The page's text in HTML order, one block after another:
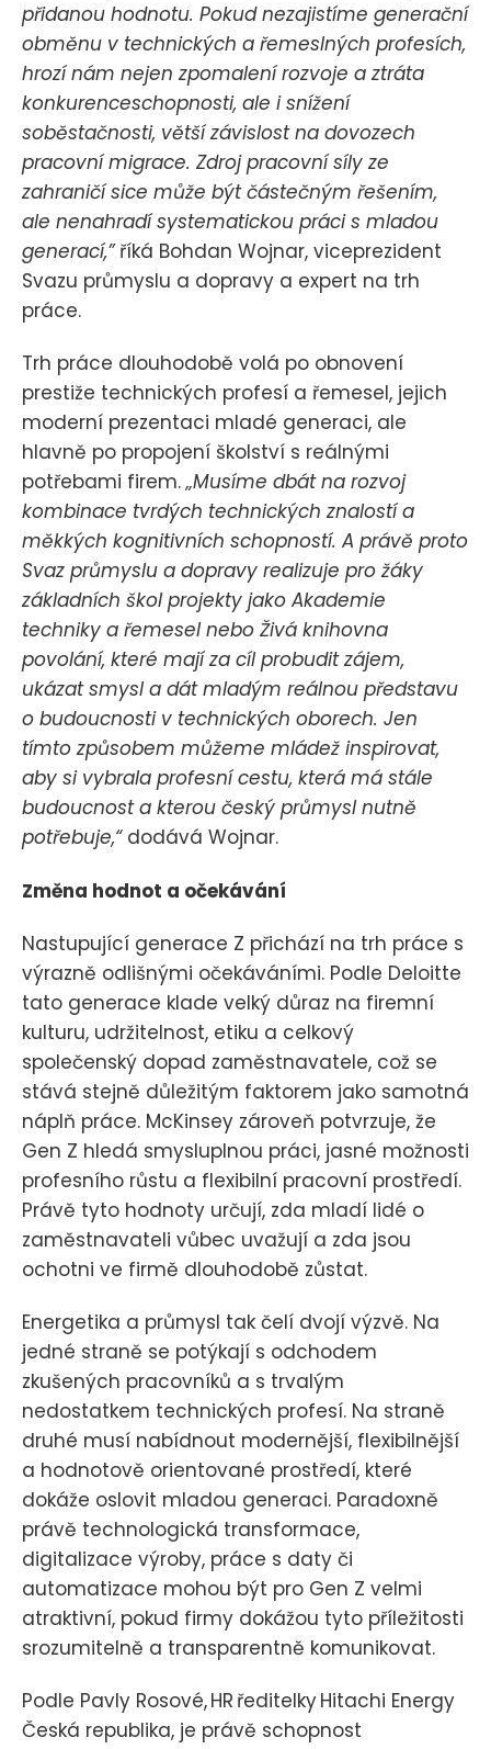
přidanou hodnotu. Pokud nezajistíme generační
obměnu v technických a řemeslných profesích,
hrozí nám nejen zpomalení rozvoje a ztráta
konkurenceschopnosti, ale i snížení
soběstačnosti, větší závislost na dovozech
pracovní migrace. Zdroj pracovní síly ze
zahraničí sice může být částečným řešením,
ale nenahradí systematickou práci s mladou
generací,”říká Bohdan Wojnar, viceprezident
Svazu průmyslu a dopravy a expert na trh
práce.
Trh práce dlouhodobě volá po obnovení
prestiže technických profesí a řemesel, jejich
moderní prezentaci mladé generaci, ale
hlavně po propojení školství s reálnými
potřebami firem.„Musíme dbát na rozvoj
kombinace tvrdých technických znalostí a
měkkých kognitivních schopností. A právě proto
Svaz průmyslu a dopravy realizuje pro žáky
základních škol projekty jako Akademie
techniky a řemesel nebo Živá knihovna
povolání, které mají za cíl probudit zájem,
ukázat smysl a dát mladým reálnou představu
o budoucnosti v technických oborech. Jen
tímto způsobem můžeme mládež inspirovat,
aby si vybrala profesní cestu, která má stále
budoucnost a kterou český průmysl nutně
potřebuje,“ dodává Wojnar.
Změna hodnot a očekávání
Nastupující generace Z přichází na trh práce s
výrazně odlišnými očekáváními. Podle Deloitte
tato generace klade velký důraz na firemní
kulturu, udržitelnost, etiku a celkový
společenský dopad zaměstnavatele, což se
stává stejně důležitým faktorem jako samotná
náplň práce. McKinsey zároveň potvrzuje, že
Gen Z hledá smysluplnou práci, jasné možnosti
profesního růstu a flexibilní pracovní prostředí.
Právě tyto hodnoty určují, zda mladí lidé o
zaměstnavateli vůbec uvažují a zda jsou
ochotni ve firmě dlouhodobě zůstat.
Energetika a průmysl tak čelí dvojí výzvě. Na
jedné straně se potýkají s odchodem
zkušených pracovníků a s trvalým
nedostatkem technických profesí. Na straně
druhé musí nabídnout modernější, flexibilnější
a hodnotově orientované prostředí, které
dokáže oslovit mladou generaci. Paradoxně
právě technologická transformace,
digitalizace výroby, práce s daty či
automatizace mohou být pro Gen Z velmi
atraktivní, pokud firmy dokážou tyto příležitosti
srozumitelně a transparentně komunikovat.
Podle Pavly Rosové, HR ředitelky Hitachi Energy
Česká republika, je právě schopnost